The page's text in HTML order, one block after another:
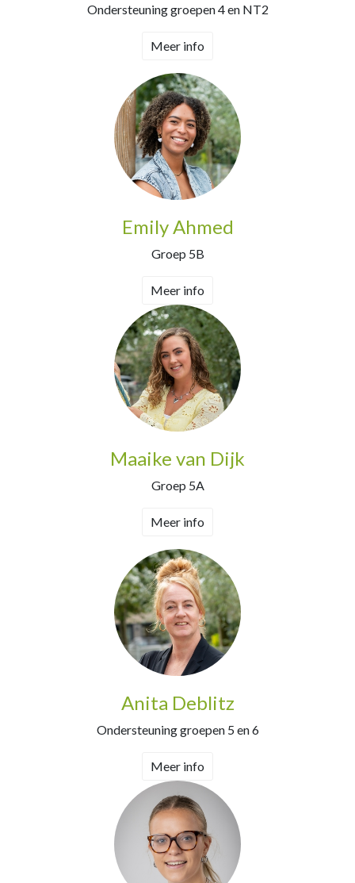
Ondersteuning groepen 4 en NT2
Meer info
Emily Ahmed
Groep 5B
Meer info
Maaike van Dijk
Groep 5A
Meer info
Anita Deblitz
Ondersteuning groepen 5 en 6
Meer info